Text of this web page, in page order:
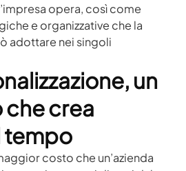
opera, così come
e organizzative che la
adottare nei singoli
un
crea
tempo
costo che un’azienda